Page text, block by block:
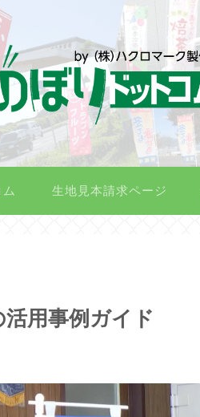
生地見本請求ページ
活用事例ガイド